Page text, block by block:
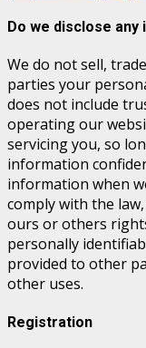
Do we disclose
We do not sell,
parties your
does not include
operating our
servicing you, so
information
information when
comply with the
ours or others
personally
provided to other
other uses.
Registration